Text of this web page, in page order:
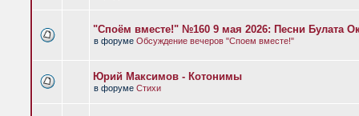
"Споём вместе!" №160 9 мая 2026: Песни Булата
в форуме Обсуждение вечеров "Споем вместе!"
Юрий Максимов - Котонимы
в форуме Стихи